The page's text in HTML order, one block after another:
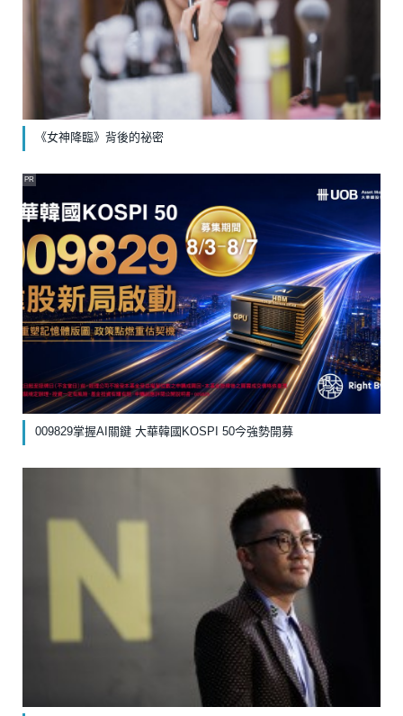
《女神降臨》背後的祕密
009829掌握AI關鍵 大華韓國KOSPI 50今強勢開募
PR